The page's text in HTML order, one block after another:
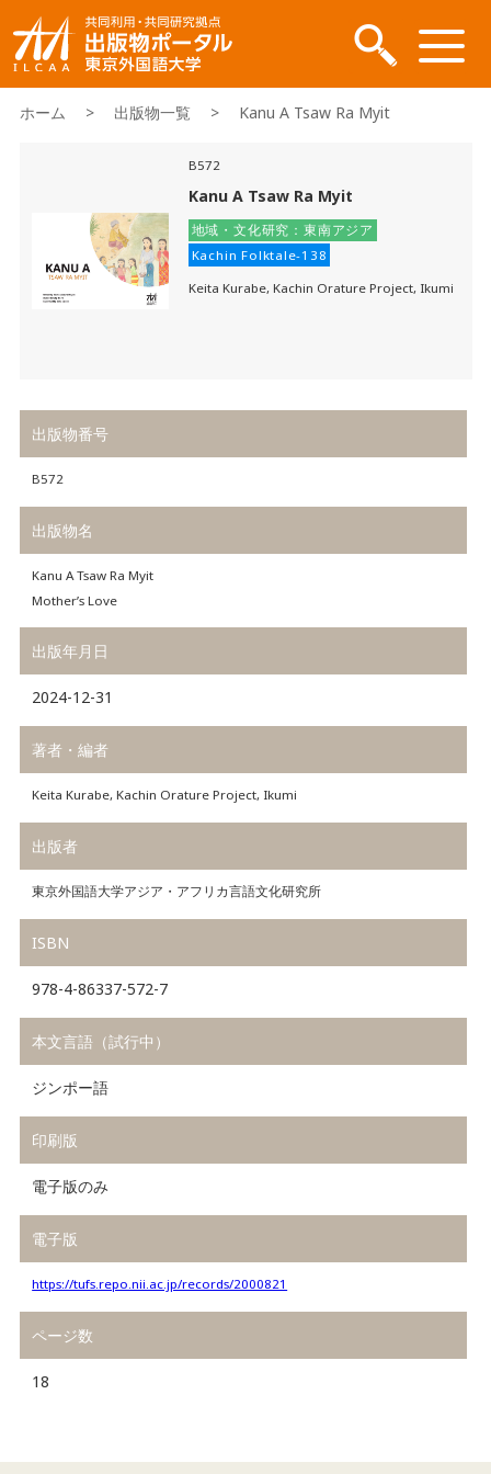
ホーム > 出版物一覧 > Kanu A Tsaw Ra Myit
B572
Kanu A Tsaw Ra Myit
地域・文化研究：東南アジア
Kachin Folktale-138
Keita Kurabe, Kachin Orature Project, Ikumi
出版物番号
B572
出版物名
Kanu A Tsaw Ra Myit
Mother’s Love
出版年月日
2024-12-31
著者・編者
Keita Kurabe, Kachin Orature Project, Ikumi
出版者
東京外国語大学アジア・アフリカ言語文化研究所
ISBN
978-4-86337-572-7
本文言語（試行中）
ジンポー語
印刷版
電子版のみ
電子版
https://tufs.repo.nii.ac.jp/records/2000821
ページ数
18